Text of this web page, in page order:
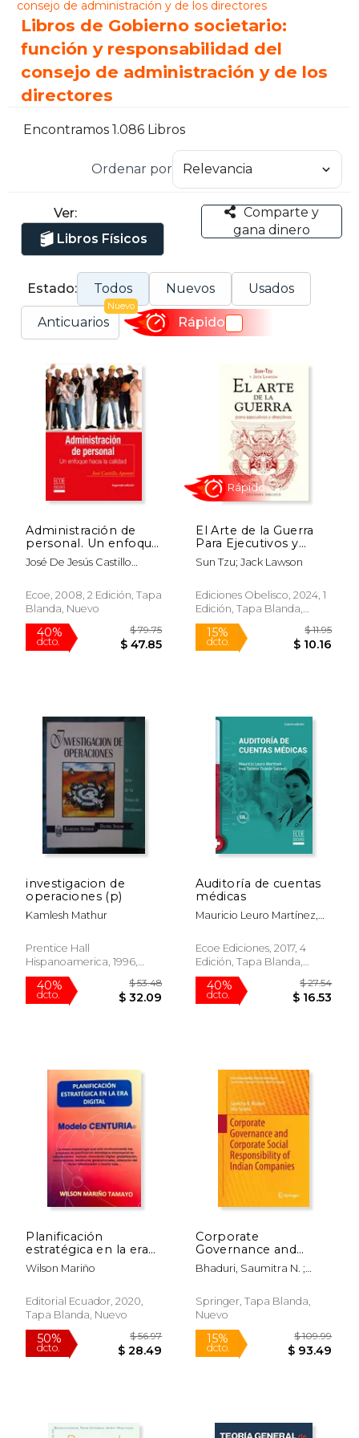
consejo de administración y de los directores
Libros de Gobierno societario:
función y responsabilidad del
consejo de administración y de los
directores
Encontramos 1.086 Libros
Ordenar por
Ver:
Libros Físicos
Comparte y
gana dinero
Estado: Todos Nuevos Usados
Anticuarios
Nuevo
Rápido
Administración de
personal. Un enfoque
hacia la calidad
José De Jesús Castillo
Ecoe, 2008, 2 Edición, Tapa
Blanda, Nuevo
40%
dcto.
El Arte de la Guerra
Para Ejecutivos y
Directivos (N. Ej )
Sun Tzu; Jack Lawson
Ediciones Obelisco, 2024, 1
Edición, Tapa Blanda,
Nuevo
15%
dcto.
investigacion de
operaciones (p)
Kamlesh Mathur
Prentice Hall
Hispanoamerica, 1996,
Tapa Blanda, Nuevo
40%
dcto. $ 32.09
Auditoría de cuentas
médicas
Mauricio Leuro Martínez,
Salcedo
Ecoe Ediciones, 2017, 4
Edición, Tapa Blanda,
Nuevo
40%
dcto.
Planificación
estratégica en la era
digital
Wilson Mariño
Editorial Ecuador, 2020,
Tapa Blanda, Nuevo
Corporate
Governance and
Corporate Social
Responsibility of
Inglés)
Bhaduri, Saumitra N. ;
Springer, Tapa Blanda,
Nuevo